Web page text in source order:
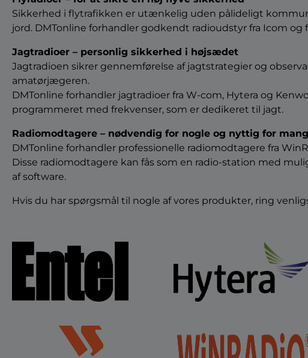
Sikkerhed i flytrafikken er utænkelig uden pålideligt
jord. DMTonline forhandler godkendt radioudstyr fra Icom og
Jagtradioer – personlig sikkerhed i højsædet
Jagtradioen sikrer gennemførelse af jagtstrategier og
amatørjægeren.
DMTonline forhandler jagtradioer fra W-com, Hytera og
programmeret med frekvenser, som er dedikeret til jagt.
Radiomodtagere – nødvendig for nogle og nyttig for
DMTonline forhandler professionelle radiomodtagere fra
Disse radiomodtagere kan fås som en radio-station med
af software.
Hvis du har spørgsmål til nogle af vores produkter, ring